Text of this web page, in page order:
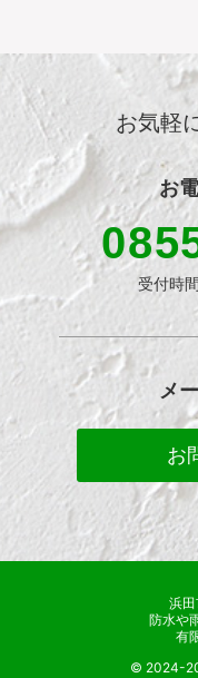
お気軽
お
受付時
メ
お
© 2024-
浜
防水や
有